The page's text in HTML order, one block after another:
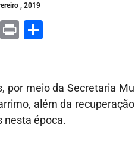
, 2019
Email
Print
por meio da Secretaria
além da
nesta época.